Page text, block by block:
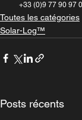
+33 (0)9 77 90 97
Toutes les catégories
Solar-Log™
Posts récents